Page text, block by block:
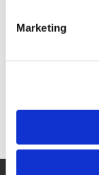
Marketing